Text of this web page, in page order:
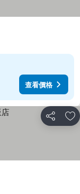
查看價格
分享 放